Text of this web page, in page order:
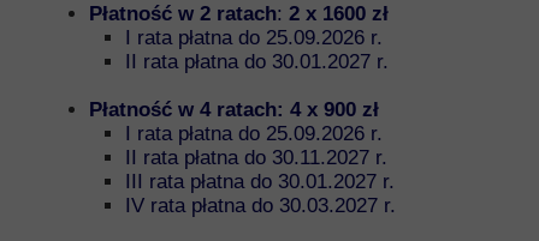
Płatność w 2 ratach: 2 x 1600 zł
I rata płatna do 25.09.2026 r.
II rata płatna do 30.01.2027 r.
Płatność w 4 ratach: 4 x 900 zł
I rata płatna do 25.09.2026 r.
II rata płatna do 30.11.2027 r.
III rata płatna do 30.01.2027 r.
IV rata płatna do 30.03.2027 r.